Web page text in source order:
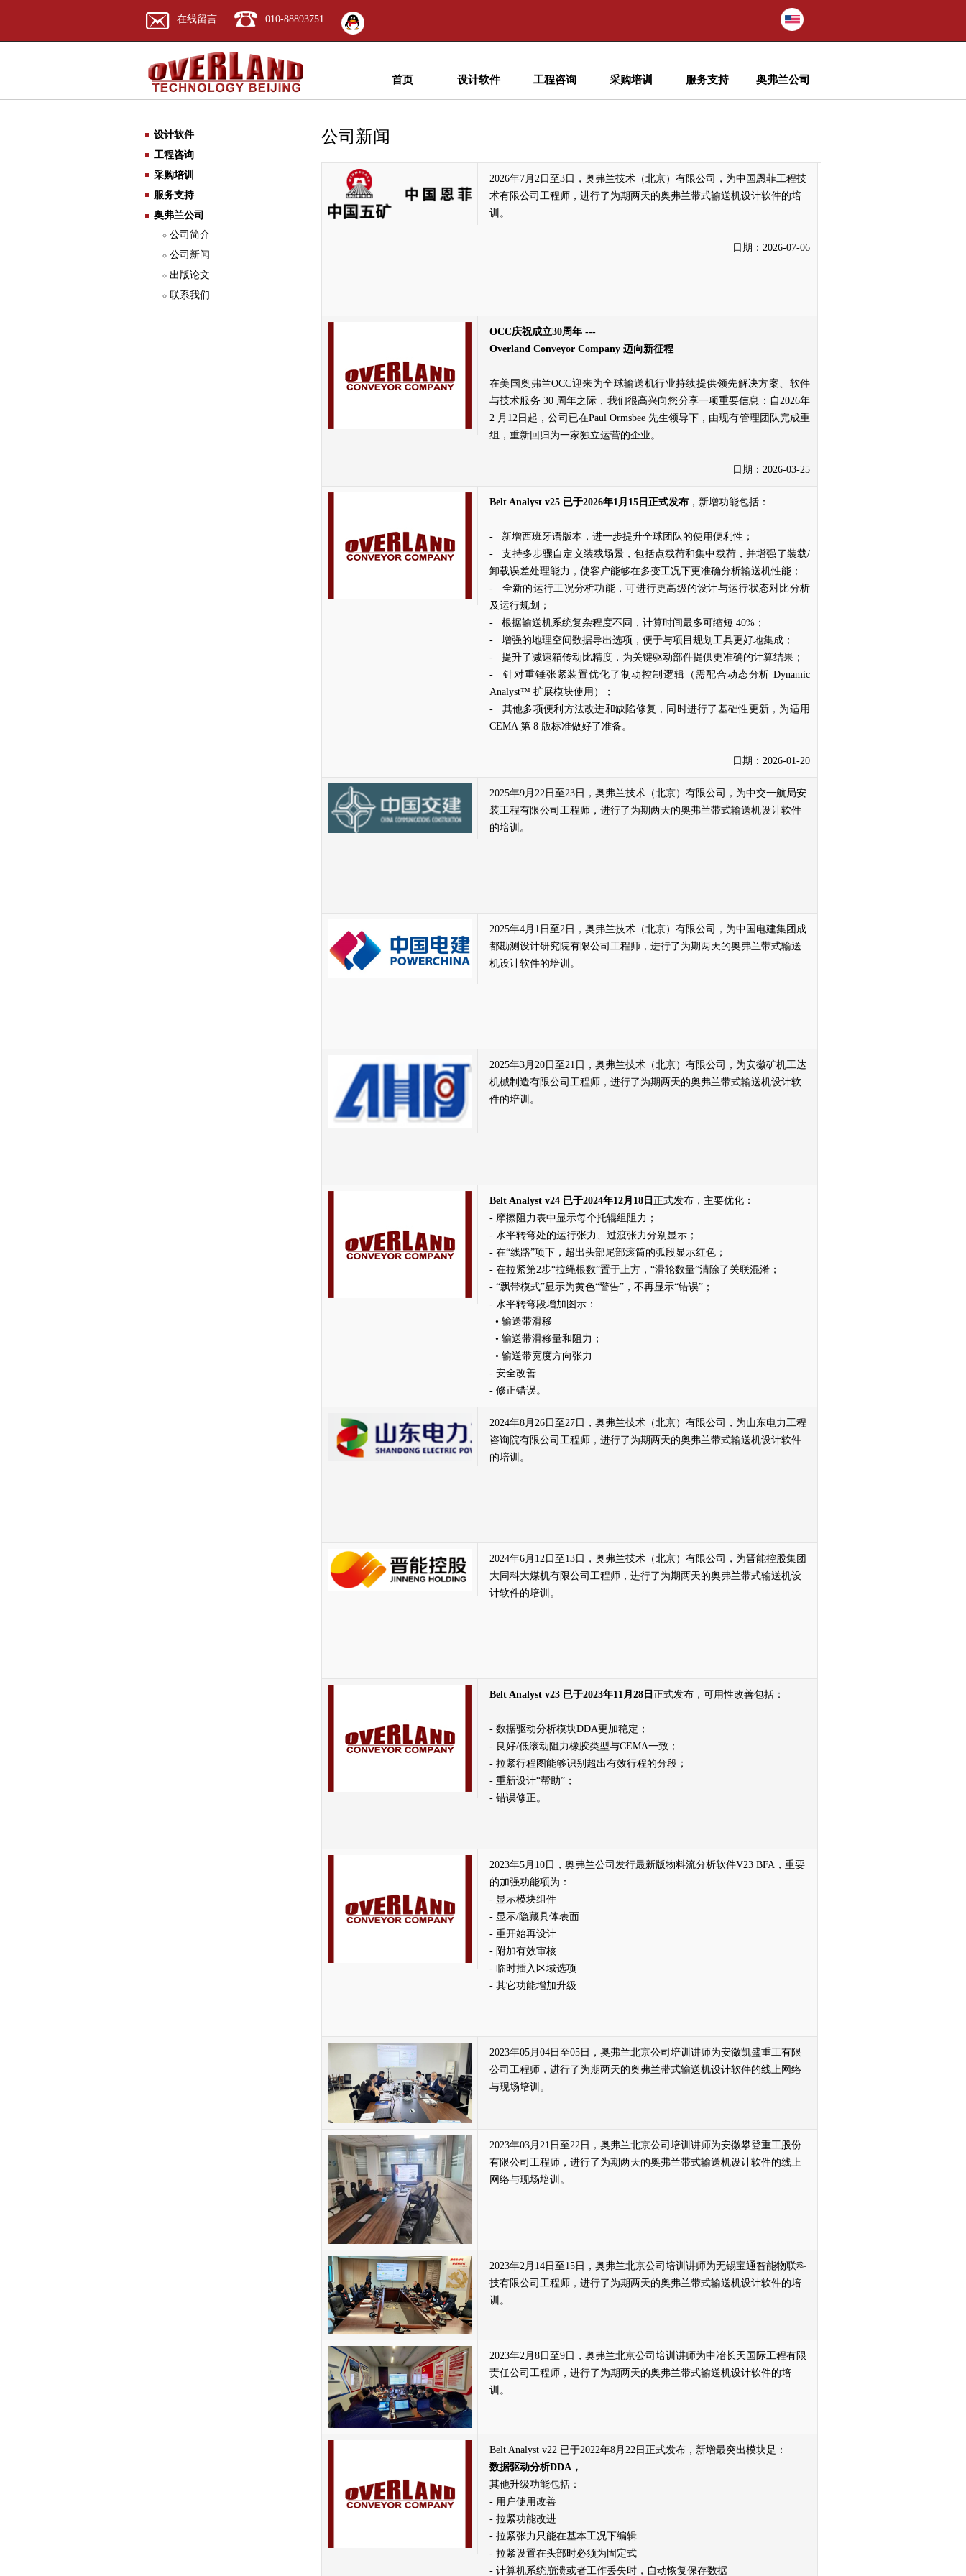
在线留言 010-88893751
首页 设计软件 工程咨询 采购培训 服务支持 奥弗兰公司
设计软件
工程咨询
采购培训
服务支持
奥弗兰公司
公司简介
公司新闻
出版论文
联系我们
公司新闻
2026年7月2日至3日，奥弗兰技术（北京）有限公司，为中国恩菲工程技
术有限公司工程师，进行了为期两天的奥弗兰带式输送机设计软件的培
训。
日期：2026-07-06
OCC庆祝成立30周年 ---
Overland Conveyor Company 迈向新征程
在美国奥弗兰OCC迎来为全球输送机行业持续提供领先解决方案、软件
与技术服务 30 周年之际，我们很高兴向您分享一项重要信息：自2026年
2 月12日起，公司已在Paul Ormsbee 先生领导下，由现有管理团队完成重
组，重新回归为一家独立运营的企业。
日期：2026-03-25
Belt Analyst v25 已于2026年1月15日正式发布 ，新增功能包括：
- 新增西班牙语版本，进一步提升全球团队的使用便利性；
- 支持多步骤自定义装载场景，包括点载荷和集中载荷，并增强了装载/
卸载误差处理能力，使客户能够在多变工况下更准确分析输送机性能；
- 全新的运行工况分析功能，可进行更高级的设计与运行状态对比分析
及运行规划；
- 根据输送机系统复杂程度不同，计算时间最多可缩短 40%；
- 增强的地理空间数据导出选项，便于与项目规划工具更好地集成；
- 提升了减速箱传动比精度，为关键驱动部件提供更准确的计算结果；
- 针对重锤张紧装置优化了制动控制逻辑（需配合动态分析 Dynamic
Analyst™ 扩展模块使用）；
- 其他多项便利方法改进和缺陷修复，同时进行了基础性更新，为适用
CEMA 第 8 版标准做好了准备。
日期：2026-01-20
2025年9月22日至23日，奥弗兰技术（北京）有限公司，为中交一航局安
装工程有限公司工程师，进行了为期两天的奥弗兰带式输送机设计软件
的培训。
2025年4月1日至2日，奥弗兰技术（北京）有限公司，为中国电建集团成
都勘测设计研究院有限公司工程师，进行了为期两天的奥弗兰带式输送
机设计软件的培训。
2025年3月20日至21日，奥弗兰技术（北京）有限公司，为安徽矿机工达
机械制造有限公司工程师，进行了为期两天的奥弗兰带式输送机设计软
件的培训。
Belt Analyst v24 已于2024年12月18日 正式发布，主要优化：
- 摩擦阻力表中显示每个托辊组阻力；
- 水平转弯处的运行张力、过渡张力分别显示；
- 在“线路”项下，超出头部尾部滚筒的弧段显示红色；
- 在拉紧第2步“拉绳根数”置于上方，“滑轮数量”清除了关联混淆；
- “飘带模式”显示为黄色“警告”，不再显示“错误”；
- 水平转弯段增加图示：
• 输送带滑移
• 输送带滑移量和阻力；
• 输送带宽度方向张力
- 安全改善
- 修正错误。
2024年8月26日至27日，奥弗兰技术（北京）有限公司，为山东电力工程
咨询院有限公司工程师，进行了为期两天的奥弗兰带式输送机设计软件
的培训。
2024年6月12日至13日，奥弗兰技术（北京）有限公司，为晋能控股集团
大同科大煤机有限公司工程师，进行了为期两天的奥弗兰带式输送机设
计软件的培训。
Belt Analyst v23 已于2023年11月28日 正式发布，可用性改善包括：
- 数据驱动分析模块DDA更加稳定；
- 良好/低滚动阻力橡胶类型与CEMA一致；
- 拉紧行程图能够识别超出有效行程的分段；
- 重新设计“帮助”；
- 错误修正。
2023年5月10日，奥弗兰公司发行最新版物料流分析软件V23 BFA，重要
的加强功能项为：
- 显示模块组件
- 显示/隐藏具体表面
- 重开始再设计
- 附加有效审核
- 临时插入区域选项
- 其它功能增加升级
2023年05月04日至05日，奥弗兰北京公司培训讲师为安徽凯盛重工有限
公司工程师，进行了为期两天的奥弗兰带式输送机设计软件的线上网络
与现场培训。
2023年03月21日至22日，奥弗兰北京公司培训讲师为安徽攀登重工股份
有限公司工程师，进行了为期两天的奥弗兰带式输送机设计软件的线上
网络与现场培训。
2023年2月14日至15日，奥弗兰北京公司培训讲师为无锡宝通智能物联科
技有限公司工程师，进行了为期两天的奥弗兰带式输送机设计软件的培
训。
2023年2月8日至9日，奥弗兰北京公司培训讲师为中冶长天国际工程有限
责任公司工程师，进行了为期两天的奥弗兰带式输送机设计软件的培
训。
Belt Analyst v22 已于2022年8月22日正式发布，新增最突出模块是：
数据驱动分析DDA，
其他升级功能包括：
- 用户使用改善
- 拉紧功能改进
- 拉紧张力只能在基本工况下编辑
- 拉紧设置在头部时必须为固定式
- 计算机系统崩溃或者工作丢失时，自动恢复保存数据